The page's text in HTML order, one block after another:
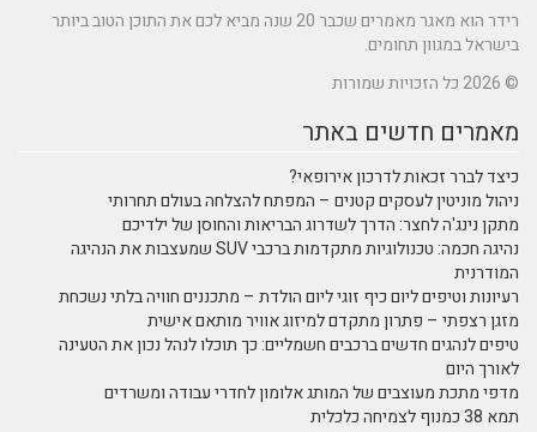
רידר הוא מאגר מאמרים שכבר 20 שנה מביא לכם את התוכן הטוב ביותר
בישראל במגוון תחומים.
© 2026 כל הזכויות שמורות
מאמרים חדשים באתר
כיצד לברר זכאות לדרכון אירופאי?
ניהול מוניטין לעסקים קטנים – המפתח להצלחה בעולם תחרותי
מתקן נינג'ה לחצר: הדרך לשדרוג הבריאות והחוסן של ילדיכם
נהיגה חכמה: טכנולוגיות מתקדמות ברכבי SUV שמעצבות את הנהיגה
המודרנית
רעיונות וטיפים ליום כיף זוגי ליום הולדת – מתכננים חוויה בלתי נשכחת
מזגן רצפתי – פתרון מתקדם למיזוג אוויר מותאם אישית
טיפים לנהגים חדשים ברכבים חשמליים: כך תוכלו לנהל נכון את הטעינה
לאורך היום
מדפי מתכת מעוצבים של המותג אלומון לחדרי עבודה ומשרדים
תמא 38 כמנוף לצמיחה כלכלית